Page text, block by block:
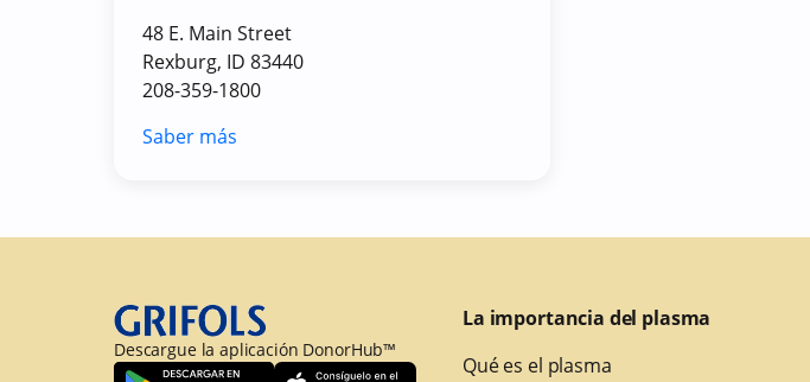
48 E. Main Street
Rexburg, ID 83440
208-359-1800
Saber más
Descargue la aplicación DonorHub™
La importancia del plasma
Qué es el plasma